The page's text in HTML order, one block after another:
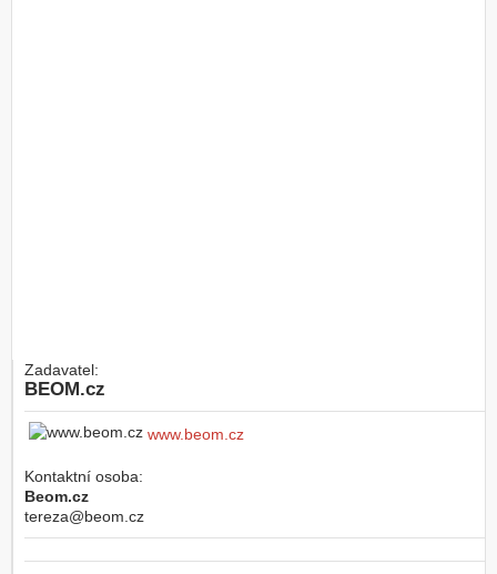
Zadavatel:
BEOM.cz
www.beom.cz
Kontaktní osoba:
Beom.cz
tereza@beom.cz